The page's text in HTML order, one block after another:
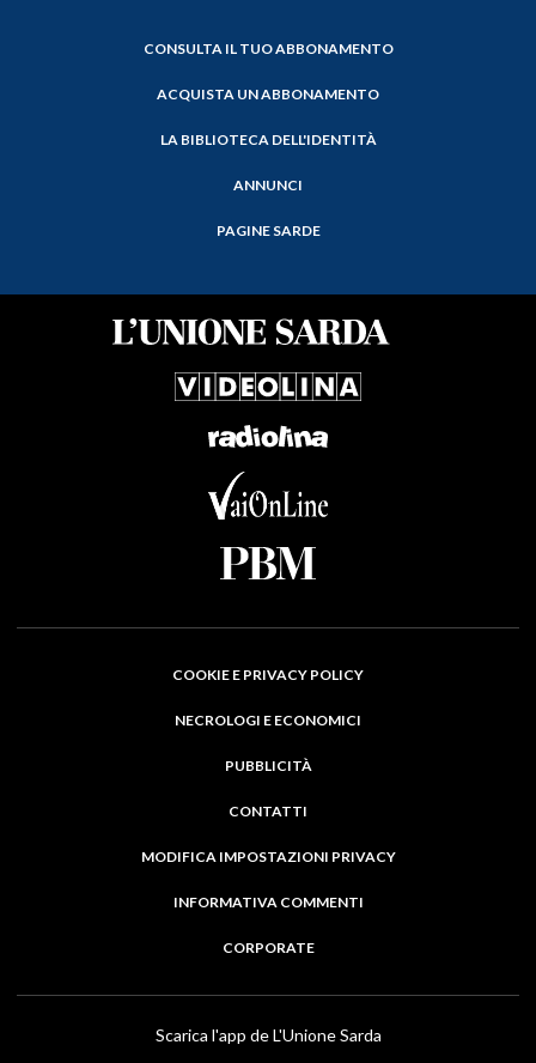
CONSULTA IL TUO ABBONAMENTO
ACQUISTA UN ABBONAMENTO
LA BIBLIOTECA DELL'IDENTITÀ
ANNUNCI
PAGINE SARDE
COOKIE E PRIVACY POLICY
NECROLOGI E ECONOMICI
PUBBLICITÀ
CONTATTI
MODIFICA IMPOSTAZIONI PRIVACY
INFORMATIVA COMMENTI
CORPORATE
Scarica l'app de L'Unione Sarda